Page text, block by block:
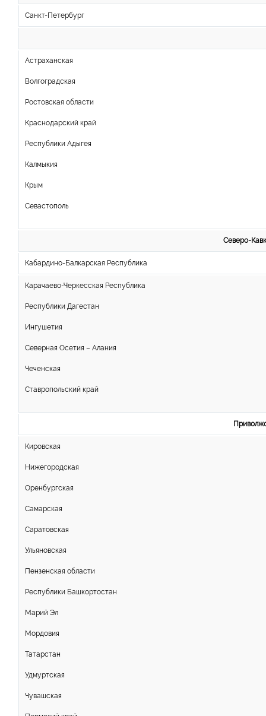
Санкт-Петербург
Астраханская
Волгоградская
Ростовская области
Краснодарский край
Республики Адыгея
Калмыкия
Крым
Севастополь
Северо-
Кабардино-Балкарская Республика
Карачаево-Черкесская Республика
Республики Дагестан
Ингушетия
Северная Осетия – Алания
Чеченская
Ставропольский край
Кировская
Нижегородская
Оренбургская
Самарская
Саратовская
Ульяновская
Пензенская области
Республики Башкортостан
Марий Эл
Мордовия
Татарстан
Удмуртская
Чувашская